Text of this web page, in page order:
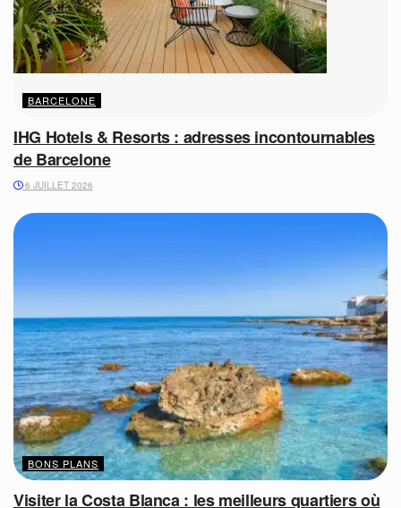
BARCELONE
IHG Hotels & Resorts : adresses incontournables
de Barcelone
6 JUILLET 2026
BONS PLANS
Visiter la Costa Blanca : les meilleurs quartiers où